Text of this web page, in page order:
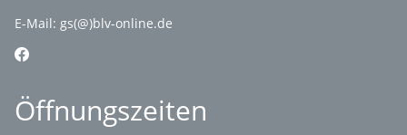
E-Mail: gs(@)blv-online.de
Öffnungszeiten